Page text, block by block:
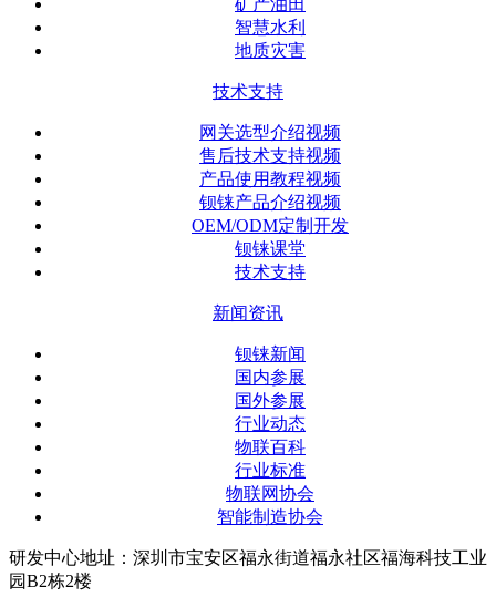
矿产油田
智慧水利
地质灾害
技术支持
网关选型介绍视频
售后技术支持视频
产品使用教程视频
钡铼产品介绍视频
OEM/ODM定制开发
钡铼课堂
技术支持
新闻资讯
钡铼新闻
国内参展
国外参展
行业动态
物联百科
行业标准
物联网协会
智能制造协会
研发中心地址：深圳市宝安区福永街道福永社区福海科技工业
园B2栋2楼